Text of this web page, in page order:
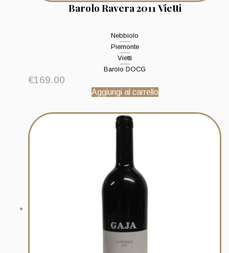
Barolo Ravera 2011 Vietti
Nebbiolo
Piemonte
Vietti
Barolo DOCG
€169.00
Aggiungi al carrello